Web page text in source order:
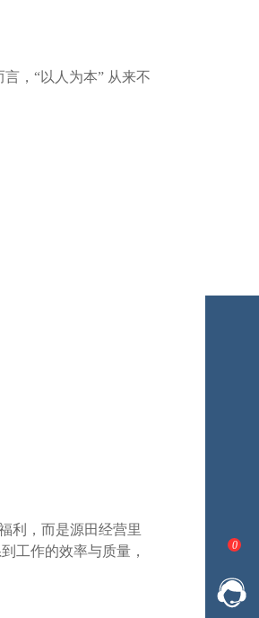
，“以人为本” 从来不
利，而是源田经营里
工作的效率与质量，
0